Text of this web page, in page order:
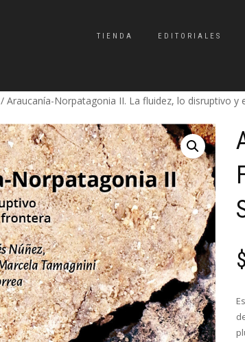
TIENDA EDITORIALES
/ Araucanía-Norpatagonia II. La fluidez, lo disruptivo y
$